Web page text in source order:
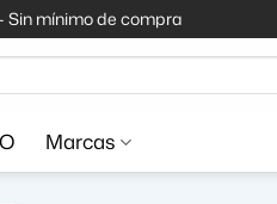
Sin mínimo de compra
Marcas